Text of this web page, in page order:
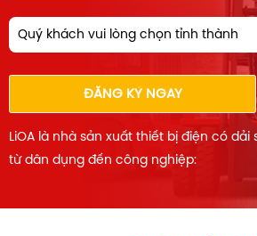
Quý khách vui lòng chọn tỉnh thành
ĐĂNG KÝ NGAY
LiOA là nhà sản xuất thiết bị điện có
từ dân dụng đến công nghiệp: